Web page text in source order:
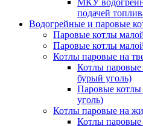
подачей
Водогрейные и паровые
Паровые котлы
Паровые котлы
Котлы паровые на
Котлы
бурый уголь)
Паровые
уголь)
Котлы паровые на
Котлы